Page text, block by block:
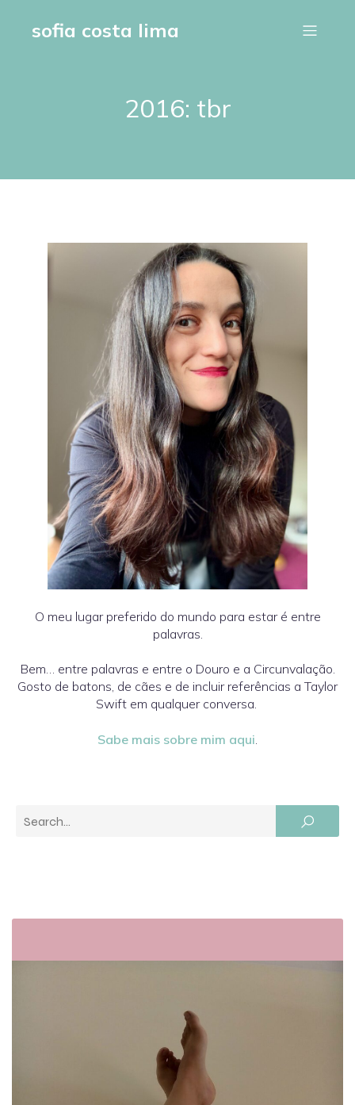
sofia costa lima
2016: tbr
O meu lugar preferido do mundo para estar é entre
palavras.
Bem… entre palavras e entre o Douro e a Circunvalação.
Gosto de batons, de cães e de incluir referências a Taylor
Swift em qualquer conversa.
Sabe mais sobre mim aqui.